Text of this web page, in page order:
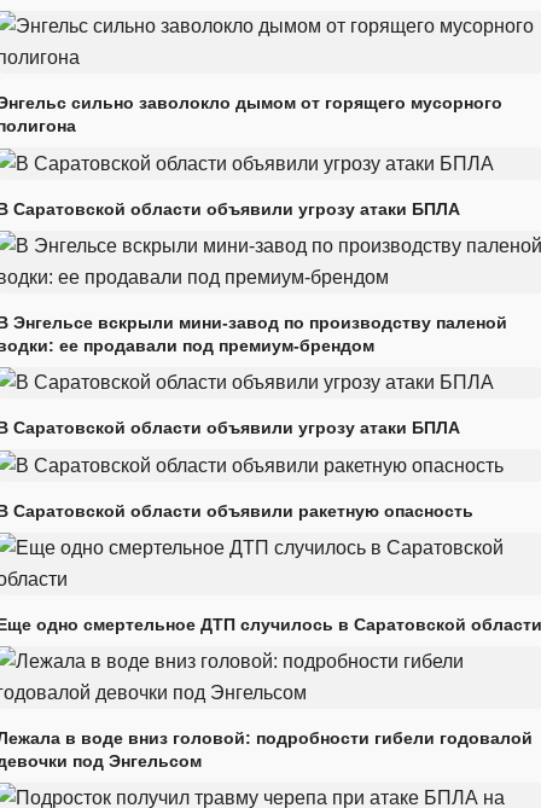
сильно заволокло дымом от горящего мусорного
Саратовской области объявили угрозу атаки БПЛА
Энгельсе вскрыли мини-завод по производству паленой
ее продавали под премиум-брендом
Саратовской области объявили угрозу атаки БПЛА
Саратовской области объявили ракетную опасность
одно смертельное ДТП случилось в Саратовской области
в воде вниз головой: подробности гибели годовалой
под Энгельсом